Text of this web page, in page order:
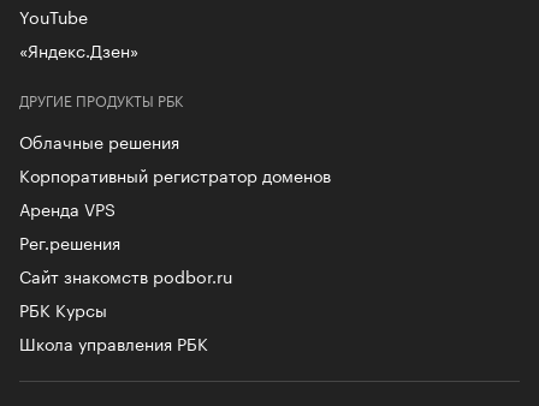
ДРУГИЕ ПРОДУКТЫ РБК
Облачные решения
Корпоративный регистратор доменов
Аренда VPS
Рег.решения
Сайт знакомств podbor.ru
РБК Курсы
Школа управления РБК
YouTube
«Яндекс.Дзен»